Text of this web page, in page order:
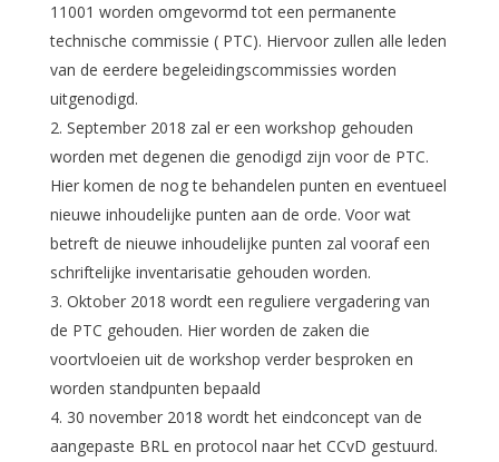
11001 worden omgevormd tot een permanente
technische commissie ( PTC). Hiervoor zullen alle leden
van de eerdere begeleidingscommissies worden
uitgenodigd.
September 2018 zal er een workshop gehouden
worden met degenen die genodigd zijn voor de PTC.
Hier komen de nog te behandelen punten en eventueel
nieuwe inhoudelijke punten aan de orde. Voor wat
betreft de nieuwe inhoudelijke punten zal vooraf een
schriftelijke inventarisatie gehouden worden.
Oktober 2018 wordt een reguliere vergadering van
de PTC gehouden. Hier worden de zaken die
voortvloeien uit de workshop verder besproken en
worden standpunten bepaald
30 november 2018 wordt het eindconcept van de
aangepaste BRL en protocol naar het CCvD gestuurd.